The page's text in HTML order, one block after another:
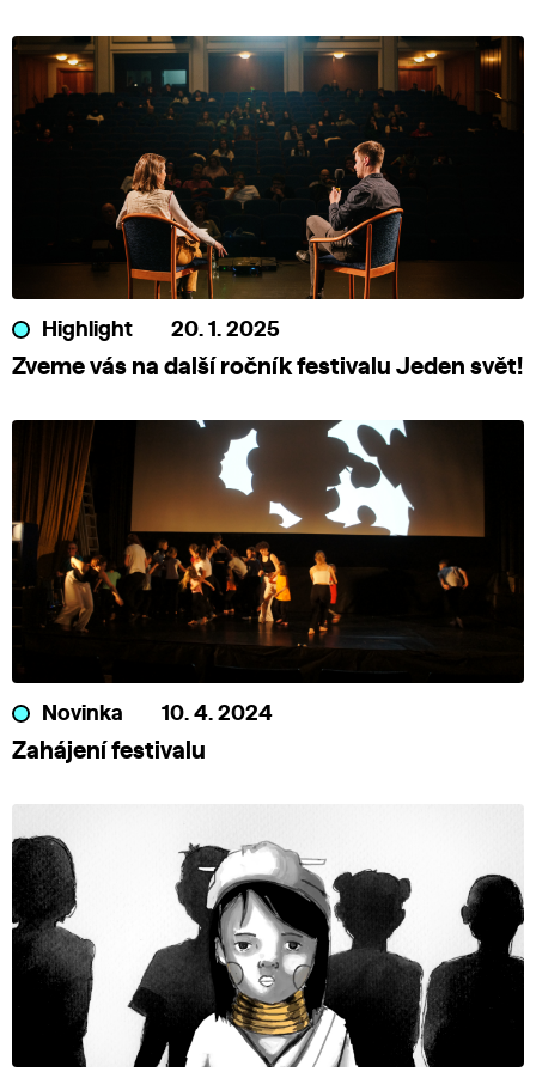
Highlight 20. 1. 2025
Zveme vás na další ročník festivalu Jeden svět!
Novinka 10. 4. 2024
Zahájení festivalu